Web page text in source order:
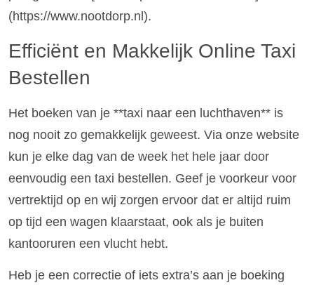
(https://www.nootdorp.nl).
Efficiënt en Makkelijk Online Taxi
Bestellen
Het boeken van je **taxi naar een luchthaven** is
nog nooit zo gemakkelijk geweest. Via onze website
kun je elke dag van de week het hele jaar door
eenvoudig een taxi bestellen. Geef je voorkeur voor
vertrektijd op en wij zorgen ervoor dat er altijd ruim
op tijd een wagen klaarstaat, ook als je buiten
kantooruren een vlucht hebt.
Heb je een correctie of iets extra’s aan je boeking